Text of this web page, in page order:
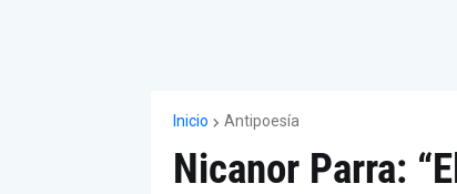
Inicio Antipoesía
Nicanor Parra: